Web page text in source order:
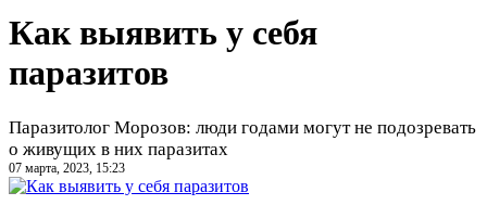
Как выявить у себя
паразитов
Паразитолог Морозов: люди годами могут не подозревать
о живущих в них паразитах
07 марта, 2023, 15:23